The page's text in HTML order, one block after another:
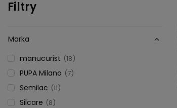
Filtry
Marka
manucurist
18
PUPA Milano 7
Semilac 11
Silcare 8